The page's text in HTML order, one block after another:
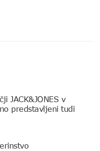
JACK&JONES v
predstavljeni tudi